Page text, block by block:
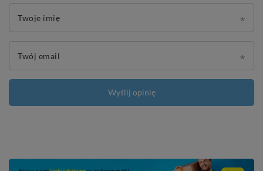
Twoje imię
Twój email
Wyślij opinię